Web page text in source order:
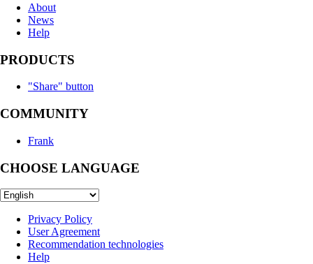
About
News
Help
PRODUCTS
"Share" button
COMMUNITY
Frank
CHOOSE LANGUAGE
Privacy Policy
User Agreement
Recommendation technologies
Help